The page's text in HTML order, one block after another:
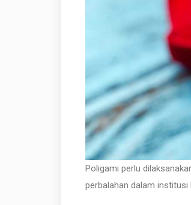
Poligami perlu
perbalahan dalam institusi